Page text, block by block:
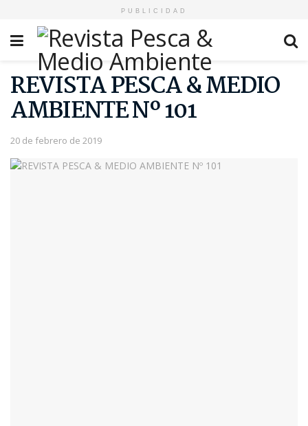
PUBLICIDAD
REVISTA PESCA & MEDIO
AMBIENTE Nº 101
20 de febrero de 2019